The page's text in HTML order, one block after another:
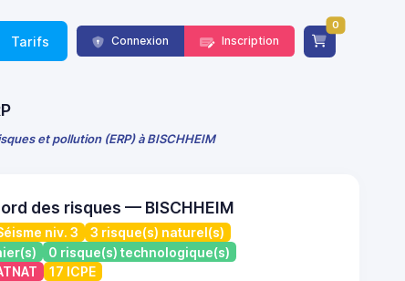
Tarifs Connexion Inscription
0
et pollution (ERP) à BISCHHEIM
des risques — BISCHHEIM
niv. 3
3 risque(s) naturel(s)
0 risque(s) technologique(s)
17 ICPE